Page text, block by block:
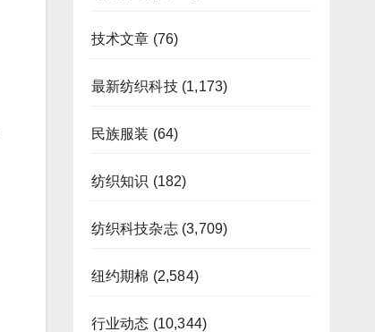
技术文章 (76)
最新纺织科技(1,173)
民族服装 (64)
纺织知识 (182)
纺织科技杂志(3,709)
纽约期棉 (2,584)
行业动态 (10,344)